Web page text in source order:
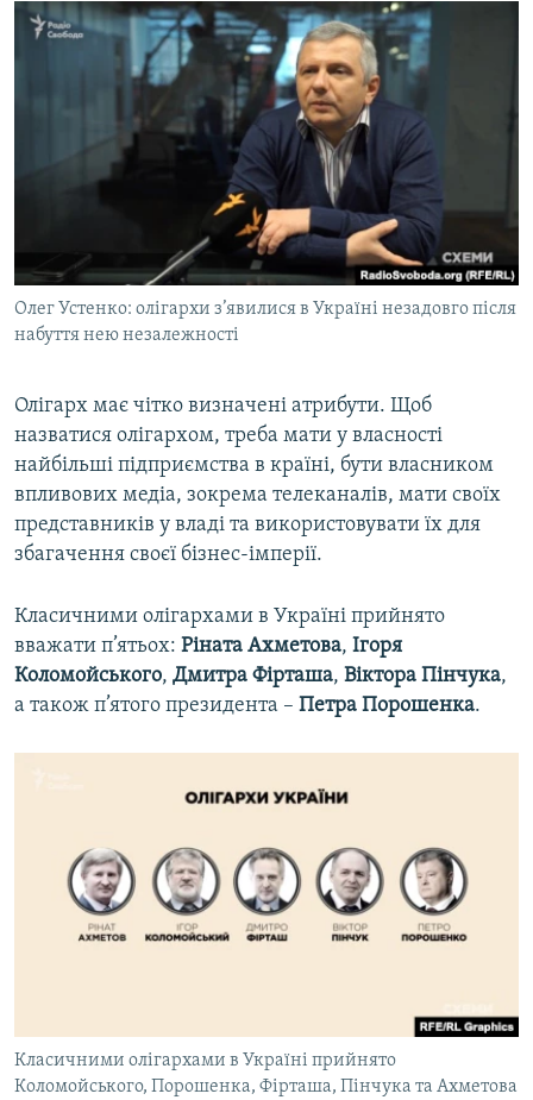
Олег Устенко: олігархи з’явилися в Україні незадовго після
набуття нею незалежності
Олігарх має чітко визначені атрибути. Щоб
назватися олігархом, треба мати у власності
найбільші підприємства в країні, бути власником
впливових медіа, зокрема телеканалів, мати своїх
представників у владі та використовувати їх для
збагачення своєї бізнес-імперії.
Класичними олігархами в Україні прийнято
вважати п’ятьох: Ріната Ахметова, Ігоря
Коломойського, Дмитра Фірташа, Віктора Пінчука,
а також п’ятого президента – Петра Порошенка.
Класичними олігархами в Україні прийнято
Коломойського, Порошенка, Фірташа, Пінчука та Ахметова